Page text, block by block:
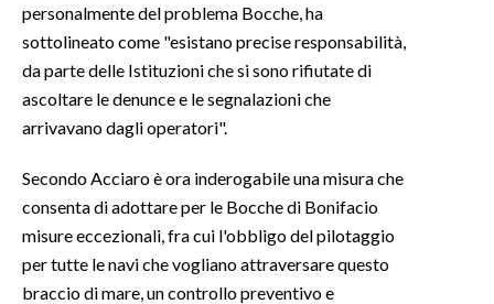
personalmente del problema Bocche, ha
sottolineato come "esistano precise responsabilità,
da parte delle Istituzioni che si sono rifiutate di
ascoltare le denunce e le segnalazioni che
arrivavano dagli operatori".
Secondo Acciaro è ora inderogabile una misura che
consenta di adottare per le Bocche di Bonifacio
misure eccezionali, fra cui l'obbligo del pilotaggio
per tutte le navi che vogliano attraversare questo
braccio di mare, un controllo preventivo e